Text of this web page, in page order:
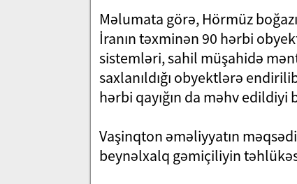
Məlumata görə, Hörmüz
İranın təxminən 90 hərbi
sistemləri, sahil müşahidə
saxlanıldığı obyektlərə
hərbi qayığın da məhv edildiyi
Vaşinqton əməliyyatın
beynəlxalq gəmiçiliyin